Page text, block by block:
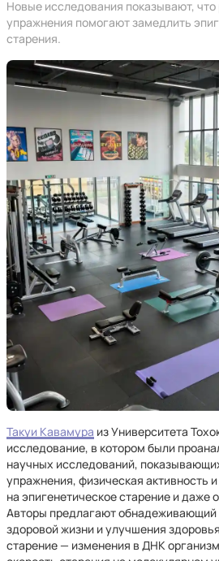
Новые исследования показывают,
упражнения помогают замедлить
старения.
Такуи Кавамура из Университета
исследование, в котором были
научных исследований,
упражнения, физическая активность
на эпигенетическое старение и даже
Авторы предлагают обнадеживающий
здоровой жизни и улучшения
старение — изменения в ДНК